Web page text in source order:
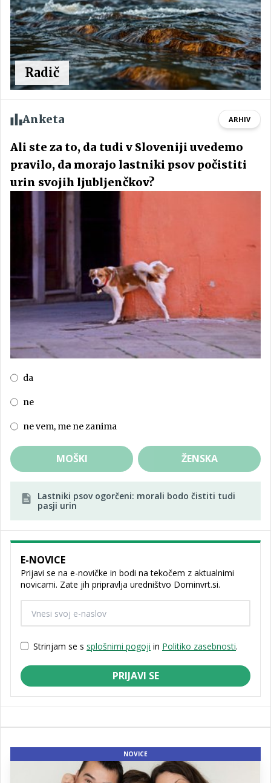
Radič
Anketa ARHIV
Ali ste za to, da tudi v Sloveniji uvedemo
pravilo, da morajo lastniki psov počistiti
urin svojih ljubljenčkov?
da
ne
ne vem, me ne zanima
MOŠKI ŽENSKA
Lastniki psov ogorčeni: morali bodo čistiti tudi
pasji urin
E-NOVICE
Prijavi se na e-novičke in bodi na tekočem z aktualnimi
novicami. Zate jih pripravlja uredništvo Dominvrt.si.
Strinjam se s splošnimi pogoji in Politiko zasebnosti.
PRIJAVI SE
NOVICE